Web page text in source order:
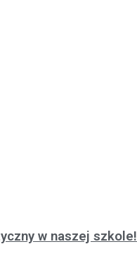
w naszej szkole!